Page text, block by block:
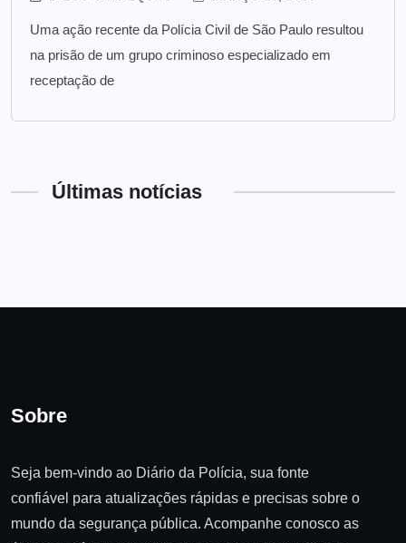
Uma ação recente da Polícia Civil de São Paulo resultou
na prisão de um grupo criminoso especializado em
receptação de
Últimas notícias
Sobre
Seja bem-vindo ao Diário da Polícia, sua fonte
confiável para atualizações rápidas e precisas sobre o
mundo da segurança pública. Acompanhe conosco as